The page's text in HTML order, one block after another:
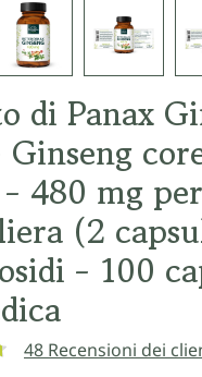
di Panax
Ginseng
480 mg
(2
- 100
48 Recensioni dei